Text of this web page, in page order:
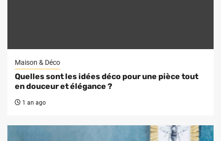
Maison & Déco
Quelles sont les idées déco pour une pièce tout
en douceur et élégance ?
1 an ago